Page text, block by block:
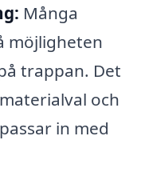
Många
möjligheten
trappan. Det
och
in med